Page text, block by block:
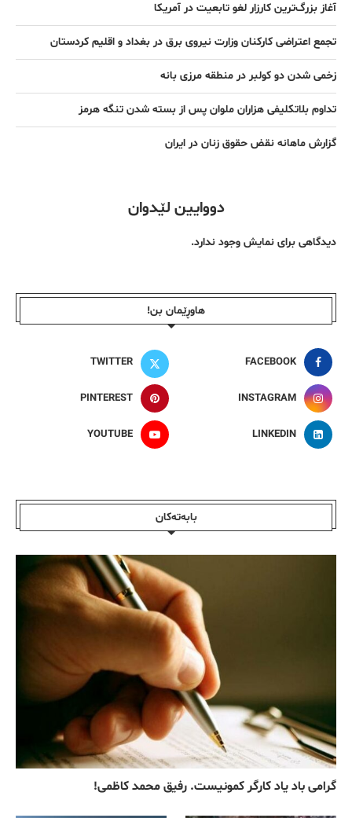
آغاز بزرگ‌ترین کارزار لغو تابعیت در آمریکا
تجمع اعتراضی کارکنان وزارت نیروی برق در بغداد و اقلیم کردستان
زخمی شدن دو کولبر در منطقه مرزی بانه
تداوم بلاتکلیفی هزاران ملوان پس از بسته شدن تنگه هرمز
گزارش ماهانه نقض حقوق زنان در ایران
دووایین لێدوان
دیدگاهی برای نمایش وجود ندارد.
هاوڕێمان بن!
FACEBOOK
TWITTER
INSTAGRAM
PINTEREST
LINKEDIN
YOUTUBE
بابەتەکان
گرامی باد یاد کارگر کمونیست. رفیق محمد کاظمی!